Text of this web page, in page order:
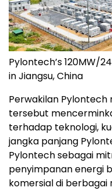
Pylontech’s 120MW/
in Jiangsu, China
Perwakilan Pylontech
tersebut
terhadap teknologi,
jangka panjang
Pylontech sebagai
penyimpanan energi
komersial di berbagai